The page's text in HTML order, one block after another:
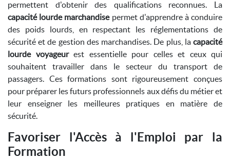
permettent d'obtenir des qualifications reconnues. La
capacité lourde marchandisepermet d'apprendre à conduire
des poids lourds, en respectant les réglementations de
sécurité et de gestion des marchandises. De plus, la capacité
lourde voyageurest essentielle pour celles et ceux qui
souhaitent travailler dans le secteur du transport de
passagers. Ces formations sont rigoureusement conçues
pour préparer les futurs professionnels aux défis du métier et
leur enseigner les meilleures pratiques en matière de
sécurité.
Favoriser l'Accès à l'Emploi par la
Formation